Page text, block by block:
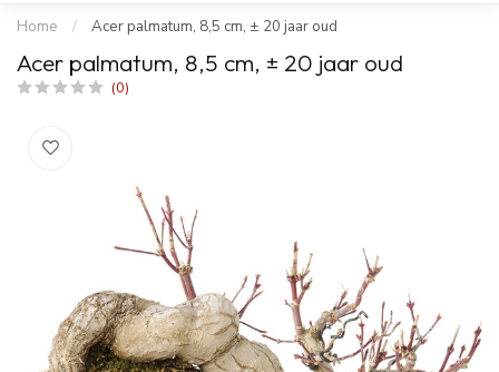
Home / Acer palmatum, 8,5 cm, ± 20 jaar oud
Acer palmatum, 8,5 cm, ± 20 jaar oud
(0)